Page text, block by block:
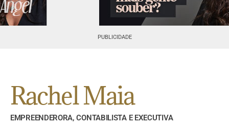
PUBLICIDADE
Rachel Maia
EMPREENDERORA, CONTABILISTA E EXECUTIVA